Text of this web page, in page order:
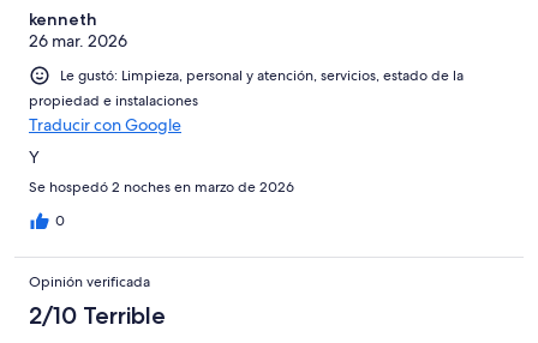
kenneth
26 mar. 2026
Le gustó: Limpieza, personal y atención, servicios, estado de la
propiedad e instalaciones
Traducir con Google
Y
Se hospedó 2 noches en marzo de 2026
0
Opinión verificada
2/10 Terrible